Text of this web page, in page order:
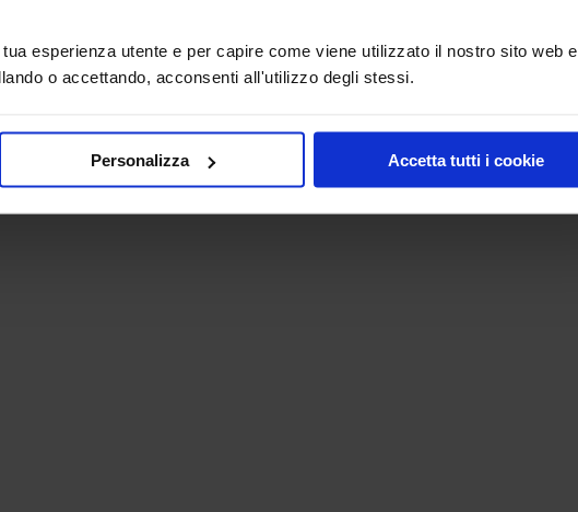
esperienza utente e per capire come viene utilizzato il nostro sito web e
o accettando, acconsenti all'utilizzo degli stessi.
Personalizza Accetta tutti i cookie